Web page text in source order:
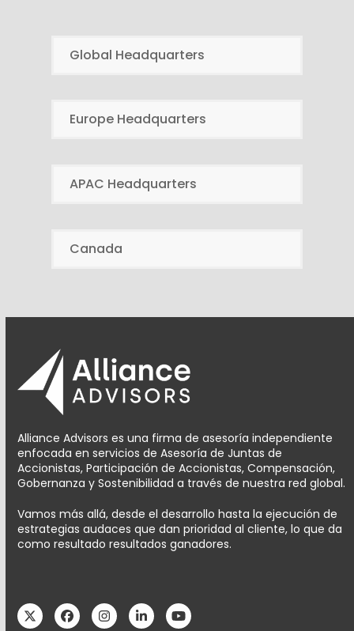
Global Headquarters
Europe Headquarters
APAC Headquarters
Canada
Alliance Advisors es una firma de asesoría independiente
enfocada en servicios de Asesoría de Juntas de
Accionistas, Participación de Accionistas, Compensación,
Gobernanza y Sostenibilidad a través de nuestra red global.
Vamos más allá, desde el desarrollo hasta la ejecución de
estrategias audaces que dan prioridad al cliente, lo que da
como resultado resultados ganadores.
TwitterFacebookInstagram
LinkedInYouTube